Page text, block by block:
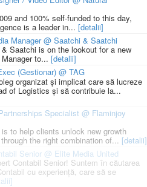
and 100% self-funded to this day,
is a leader in... [detalii]
Manager @ Saatchi & Saatchi
Saatchi is on the lookout for a new
to... [detalii]
(Gestionar) @ TAG
organizat și implicat care să lucreze
of Logistics și să contribuie la...
Specialist @ Flaminjoy
to help clients unlock new growth
the right combination of... [detalii]
Senior @ Elite Media United
Contabil Senior! Suntem în căutarea
cu experiență, care să se